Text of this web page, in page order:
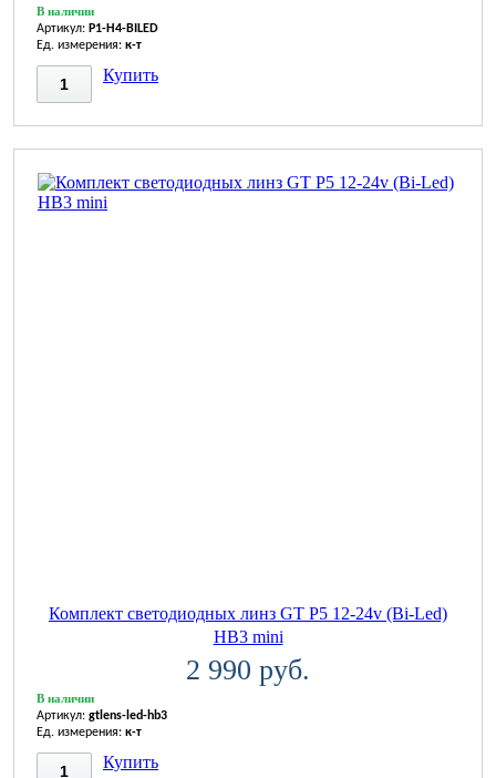
В наличии
Артикул: P1-H4-BILED
Ед. измерения: к-т
Купить
Комплект светодиодных линз GT P5 12-24v (Bi-Led)
HB3 mini
2 990 руб.
В наличии
Артикул: gtlens-led-hb3
Ед. измерения: к-т
Купить